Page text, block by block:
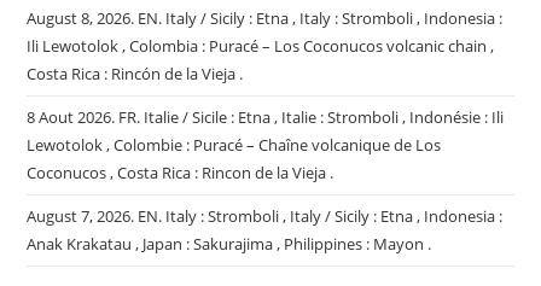
August 8, 2026. EN. Italy / Sicily : Etna , Italy : Stromboli , Indonesia :
Ili Lewotolok , Colombia : Puracé – Los Coconucos volcanic chain ,
Costa Rica : Rincón de la Vieja .
8 Aout 2026. FR. Italie / Sicile : Etna , Italie : Stromboli , Indonésie : Ili
Lewotolok , Colombie : Puracé – Chaîne volcanique de Los
Coconucos , Costa Rica : Rincon de la Vieja .
August 7, 2026. EN. Italy : Stromboli , Italy / Sicily : Etna , Indonesia :
Anak Krakatau , Japan : Sakurajima , Philippines : Mayon .